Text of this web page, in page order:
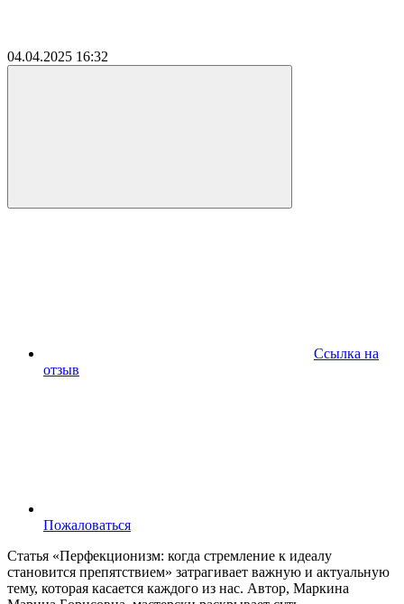
04.04.2025 16:32
Ссылка на
отзыв
Пожаловаться
Статья «Перфекционизм: когда стремление к идеалу
становится препятствием» затрагивает важную и актуальную
тему, которая касается каждого из нас. Автор, Маркина